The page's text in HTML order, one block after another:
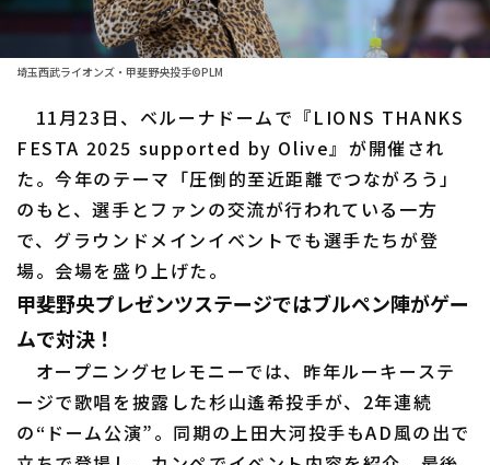
1軍公式戦
ファーム東地区
ファーム西地区
交流戦
選手名鑑
選手名鑑トップ
北海道日本ハムファイターズ
東北楽天ゴールデンイーグルス
埼玉西武ライオンズ
千葉ロッテマリーンズ
オリックス・バファローズ
ニュース
設定
埼玉西武ライオンズ・甲斐野央投手©PLM
11月23日、ベルーナドームで『LIONS THANKS
FESTA 2025 supported by Olive』が開催され
た。今年のテーマ「圧倒的至近距離でつながろう」
のもと、選手とファンの交流が行われている一方
で、グラウンドメインイベントでも選手たちが登
場。会場を盛り上げた。
甲斐野央プレゼンツステージではブルペン陣がゲー
ムで対決！
オープニングセレモニーでは、昨年ルーキーステ
ージで歌唱を披露した杉山遙希投手が、2年連続
の“ドーム公演”。同期の上田大河投手もAD風の出で